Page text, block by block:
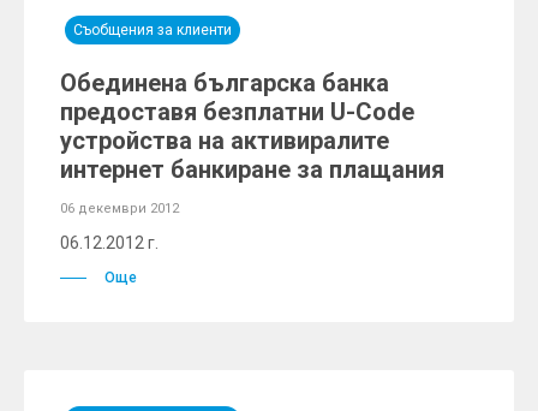
Съобщения за клиенти
Обединена българска банка
предоставя безплатни U-Code
устройства на активиралите
интернет банкиране за плащания
06 декември 2012
06.12.2012 г.
Още